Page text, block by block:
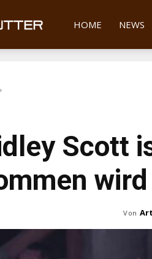
Filmfutter
HOME NEWS
Scott
wird
Von